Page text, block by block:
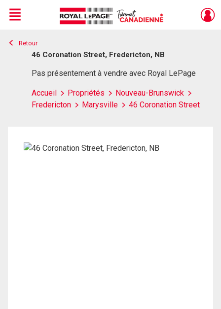
Live
En Direct
Menu
Retour
46 Coronation Street, Fredericton, NB
Pas présentement à vendre avec Royal LePage
Accueil Propriétés
Nouveau-Brunswick
Fredericton
Marysville 46 Coronation Street